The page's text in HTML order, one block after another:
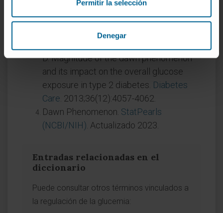
Permitir la selección
Denegar
1981;4(6):579-585.
Mayo Clinic.El fenómeno del amanecer:
¿qué puede hacer?
D. Magnitude of the dawn phenomenon
and its impact on the overall glucose
exposure in type 2 diabetes. Diabetes
Care . 2013;36(12):4057-4062.
Dawn Phenomenon. StatPearls
(NCBI/NIH) . Actualizado 2023.
Entradas relacionadas en el
diccionario
Puede consultar otros términos vinculados a
la regulación de la glucemia: